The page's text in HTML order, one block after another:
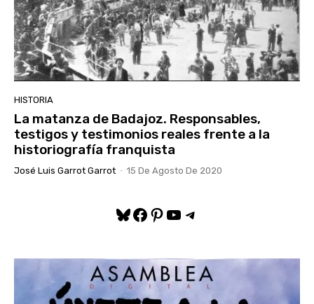
HISTORIA
La matanza de Badajoz. Responsables,
testigos y testimonios reales frente a la
historiografía franquista
José Luis Garrot Garrot - 15 De Agosto De 2020
Bluesky
Facebook
Pinterest
YouTube
Telegram